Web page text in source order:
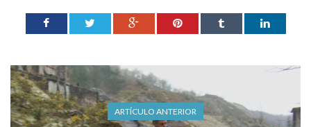
ARTÍCULO ANTERIOR